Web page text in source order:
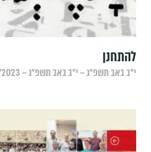
להתחנן
י״ב באב תשפ״ג – י״ב באב תשפ״ג – 30/07/2023